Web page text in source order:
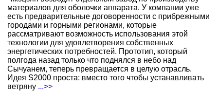
материалов для оболочки аппарата. У компании уже
есть предварительные договоренности с прибрежными
городами и горными регионами, которые
рассматривают возможность использования этой
технологии для удовлетворения собственных
энергетических потребностей. Прототип, который
полгода назад только что поднялся в небо над
Сычуанем, теперь превращается в целую отрасль.
Идея S2000 проста: вместо того чтобы устанавливать
ветряну ...>>